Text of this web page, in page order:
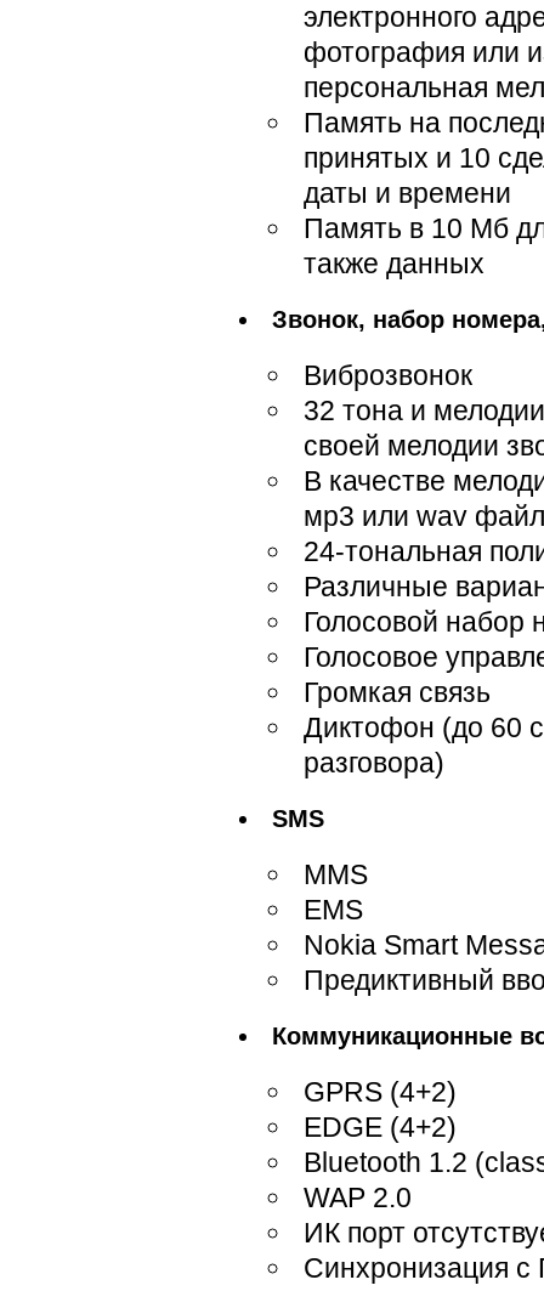
электронного
фотография или
персональная
Память на
принятых и 10
даты и времени
Память в 10 Мб
также данных
Звонок, набор
Виброзвонок
32 тона и
своей мелодии
В качестве
мр3 или wav файл
24-тональная
Различные
Голосовой набор
Голосовое
Громкая связь
Диктофон (до 60
разговора)
SMS
MMS
EMS
Nokia Smart
Предиктивный
Коммуникационные
GPRS (4+2)
EDGE (4+2)
Bluetooth 1.2
WAP 2.0
ИК порт
Синхронизация с